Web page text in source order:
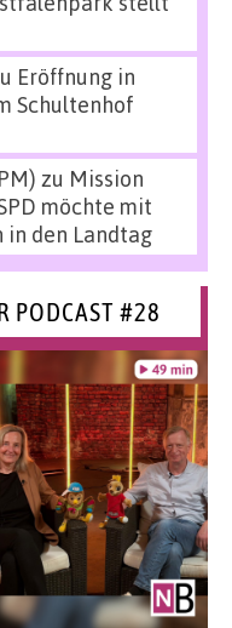
Eröffnung in
Schultenhof
zu Mission
möchte mit
in den Landtag
PODCAST #28